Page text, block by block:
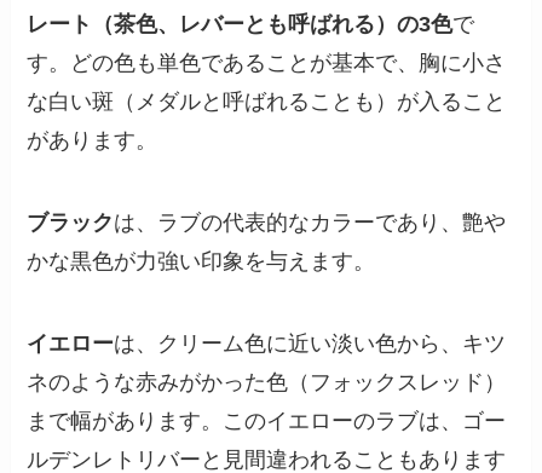
レート（茶色、レバーとも呼ばれる）の3色で
す。どの色も単色であることが基本で、胸に小さ
な白い斑（メダルと呼ばれることも）が入ること
があります。
ブラックは、ラブの代表的なカラーであり、艶や
かな黒色が力強い印象を与えます。
イエローは、クリーム色に近い淡い色から、キツ
ネのような赤みがかった色（フォックスレッド）
まで幅があります。このイエローのラブは、ゴー
ルデンレトリバーと見間違われることもあります